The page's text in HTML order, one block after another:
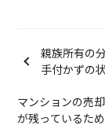
親族所有の
手付かずの
マンションの売
が残っているた